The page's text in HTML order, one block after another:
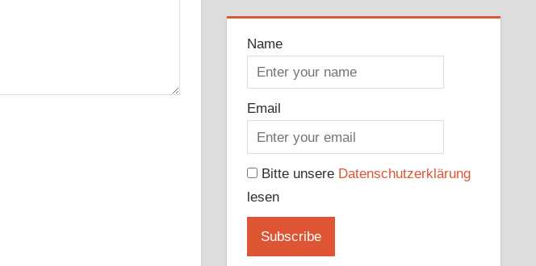
Name
Email
Bitte unsere Datenschutzerklärung
lesen